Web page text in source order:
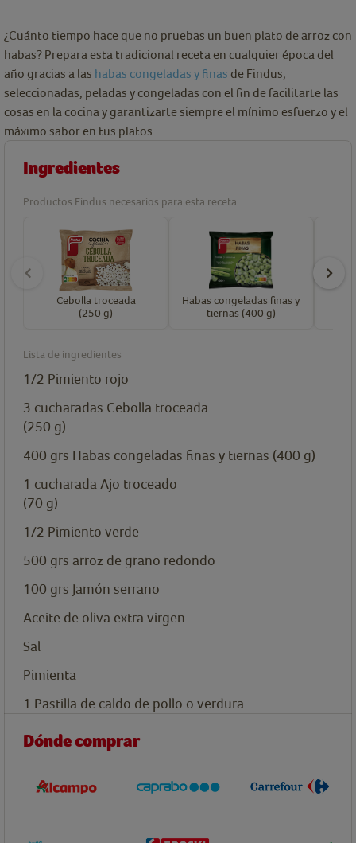
¿Cuánto tiempo hace que no pruebas un buen plato de arroz con
habas? Prepara esta tradicional receta en cualquier época del
año gracias a las habas congeladas y finas de Findus,
seleccionadas, peladas y congeladas con el fin de facilitarte las
cosas en la cocina y garantizarte siempre el mínimo esfuerzo y el
máximo sabor en tus platos.
Ingredientes
Productos Findus necesarios para esta receta
Cebolla troceada
(250 g)
Habas congeladas finas y
tiernas (400 g)
Lista de ingredientes
1/2 Pimiento rojo
3 cucharadas Cebolla troceada
(250 g)
400 grs Habas congeladas finas y tiernas (400 g)
1 cucharada Ajo troceado
(70 g)
1/2 Pimiento verde
500 grs arroz de grano redondo
100 grs Jamón serrano
Aceite de oliva extra virgen
Sal
Pimienta
1 Pastilla de caldo de pollo o verdura
Dónde comprar